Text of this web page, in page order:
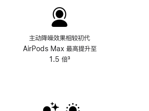
主动降噪效果相较初代
AirPods Max 最高提升至
1.5 倍脚
³